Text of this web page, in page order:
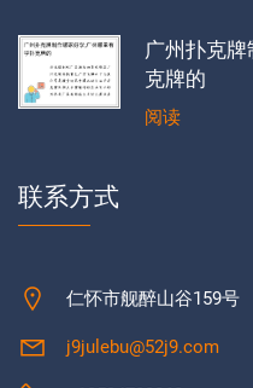
广州扑克
克牌的
阅读
联系方式
仁怀市舰醉山谷159号
j9julebu@52j9.com